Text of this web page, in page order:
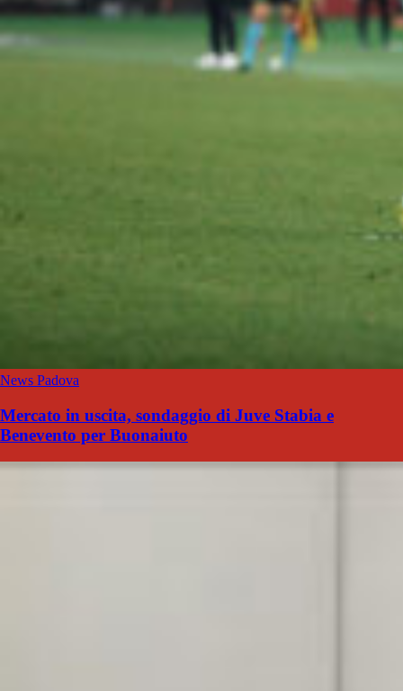
News Padova
Mercato in uscita, sondaggio di Juve Stabia e
Benevento per Buonaiuto